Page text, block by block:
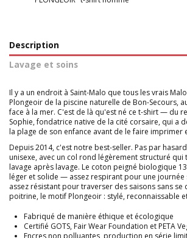
Description
Lavage et soins
Il y a un endroit à Saint-Malo que tous les vrais
Plongeoir de la piscine naturelle de Bon-Secours,
face à la mer. C'est de là qu'est né ce t-shirt — du
Sophie, fondatrice native de la cité corsaire, qui a
la plage de son enfance avant de le faire imprimer
Depuis 2014, c'est notre best-seller. Pas par
unisexe, avec un col rond légèrement structuré qui
lavage après lavage. Le coton peigné biologique
léger et solide — assez respirant pour une journée
assez résistant pour traverser des saisons sans se
poitrine, le motif Plongeoir : stylé, reconnaissable
Fabriqué de manière éthique et écologique
Certifié GOTS, Fair Wear Foundation et PETA
Encres non polluantes, production en série